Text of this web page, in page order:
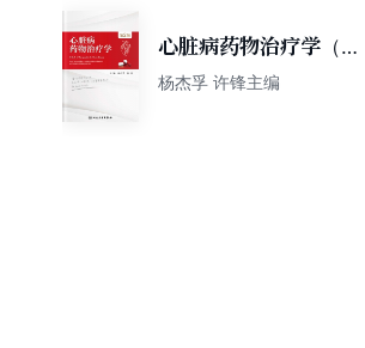
心脏病药物治疗学（第2
版）
杨杰孚 许锋主编